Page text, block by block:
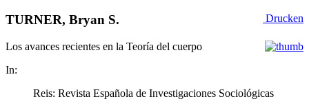
Drucken
TURNER, Bryan S.
Los avances recientes en la Teoría del cuerpo
In:
Reis: Revista Española de Investigaciones Sociológicas